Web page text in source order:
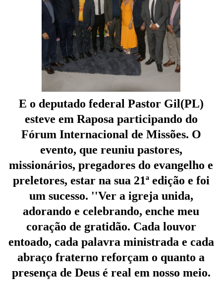
E o deputado federal Pastor Gil(PL)
esteve em Raposa participando do
Fórum Internacional de Missões. O
evento, que reuniu pastores,
missionários, pregadores do evangelho e
preletores, estar na sua 21ª edição e foi
um sucesso. ''Ver a igreja unida,
adorando e celebrando, enche meu
coração de gratidão. Cada louvor
entoado, cada palavra ministrada e cada
abraço fraterno reforçam o quanto a
presença de Deus é real em nosso meio.